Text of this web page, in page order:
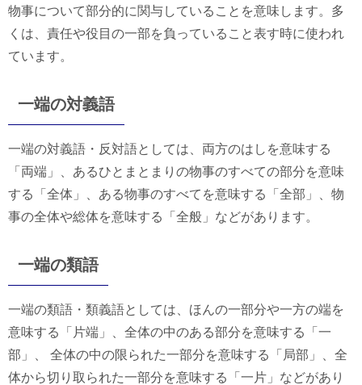
物事について部分的に関与していることを意味します。多
くは、責任や役目の一部を負っていること表す時に使われ
ています。
一端の対義語
一端の対義語・反対語としては、両方のはしを意味する
「両端」、あるひとまとまりの物事のすべての部分を意味
する「全体」、ある物事のすべてを意味する「全部」、物
事の全体や総体を意味する「全般」などがあります。
一端の類語
一端の類語・類義語としては、ほんの一部分や一方の端を
意味する「片端」、全体の中のある部分を意味する「一
部」、 全体の中の限られた一部分を意味する「局部」、全
体から切り取られた一部分を意味する「一片」などがあり